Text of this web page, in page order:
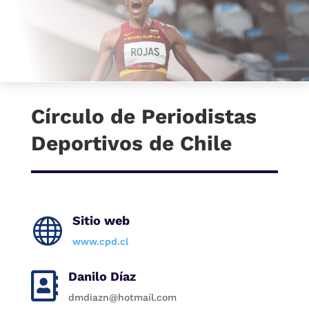
Círculo de Periodistas
Deportivos de Chile
 Sitio web
www.cpd.cl
 Danilo Díaz
dmdiazn@hotmail.com